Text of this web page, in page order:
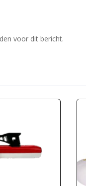
voor dit bericht.